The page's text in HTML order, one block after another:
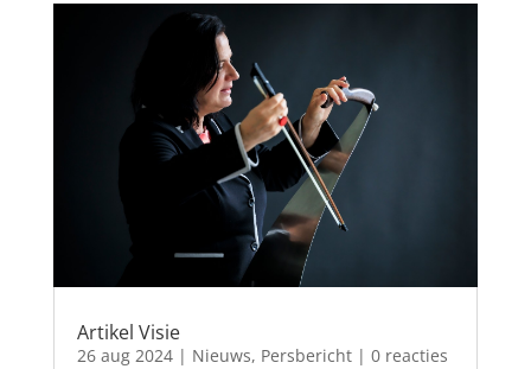
Artikel Visie
26 aug 2024| Nieuws, Persbericht| 0 reacties